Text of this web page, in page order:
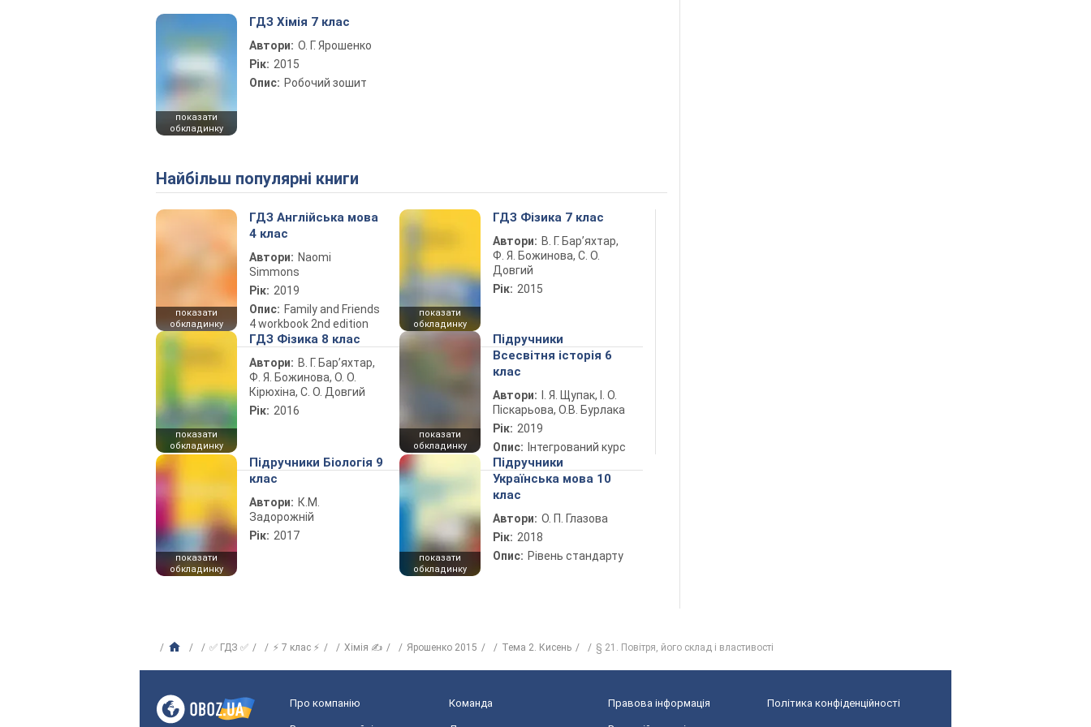
показати
обкладинку
ГДЗ Хімія 7 клас
Автори: О. Г. Ярошенко
Рік: 2015
Опис: Робочий зошит
Найбільш популярні книги
показати
обкладинку
ГДЗ Англійська мова
4 клас
Автори: Naomi
Simmons
Рік: 2019
Опис: Family and Friends
4 workbook 2nd edition
показати
обкладинку
ГДЗ Фізика 7 клас
Автори: В. Г. Бар’яхтар,
Ф. Я. Божинова, С. О.
Довгий
Рік: 2015
показати
обкладинку
ГДЗ Фізика 8 клас
Автори: В. Г. Бар’яхтар,
Ф. Я. Божинова, О. О.
Кірюхіна, С. О. Довгий
Рік: 2016
показати
обкладинку
Підручники
Всесвітня історія 6
клас
Автори:
І. Я. Щупак, І. О.
Піскарьова, О.В. Бурлака
Рік: 2019
Опис: Інтегрований курс
показати
обкладинку
Підручники Біологія 9
клас
Автори: К.М.
Задорожній
Рік: 2017
показати
обкладинку
Підручники
Українська мова 10
клас
Автори: О. П. Глазова
Рік: 2018
Опис: Рівень стандарту
✅ ГДЗ ✅ ⚡ 7 клас ⚡ Хімія ✍ Ярошенко 2015 Тема 2. Кисень § 21. Повітря, його склад і властивості
Про компанію Команда Правова інформація Політика конфіденційності